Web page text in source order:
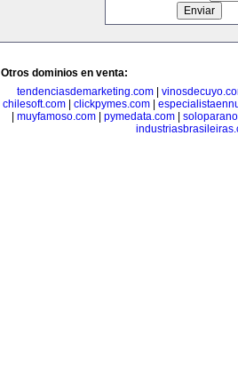
Otros dominios en venta:
tendenciasdemarketing.com|
chilesoft.com
clickpymes.com
muyfamoso.com pymedata.com